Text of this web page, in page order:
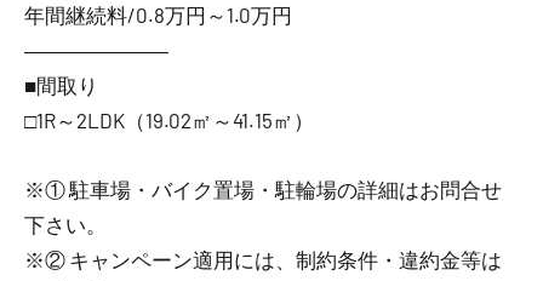
年間継続料/0.8万円～1.0万円
―――――――
■間取り
□1R～2LDK（19.02㎡～41.15㎡）
※① 駐車場・バイク置場・駐輪場の詳細はお問合せ
下さい。
※② キャンペーン適用には、制約条件・違約金等は